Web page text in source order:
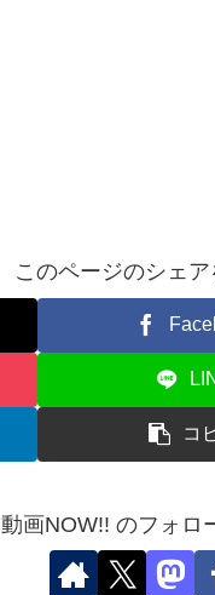
このページのシェ
コ
動画NOW!! のフォロ